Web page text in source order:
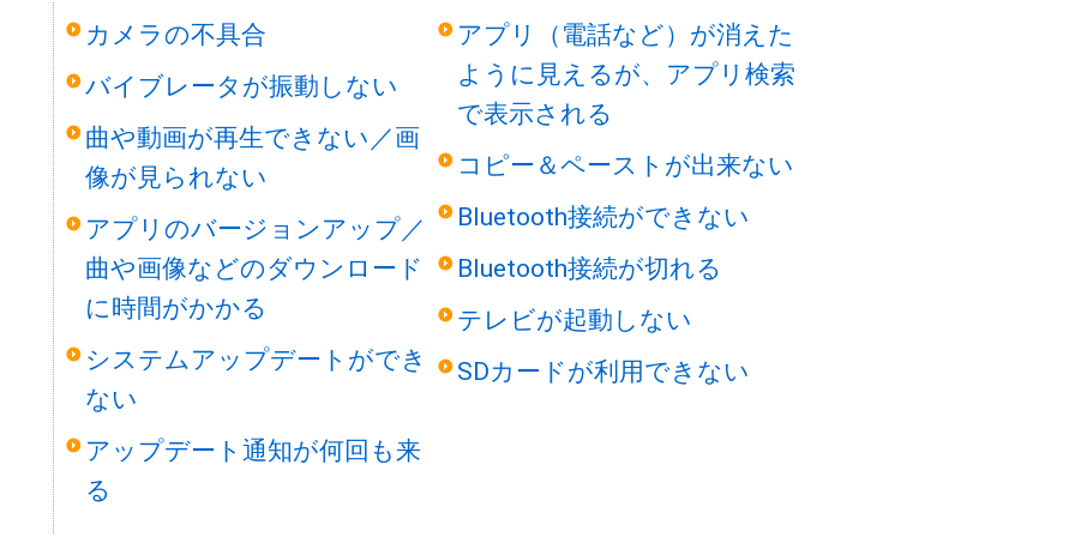
カメラの不具合
バイブレータが振動しない
曲や動画が再生できない／画
像が見られない
アプリのバージョンアップ／
曲や画像などのダウンロード
に時間がかかる
システムアップデートができ
ない
アップデート通知が何回も来
る
アプリ（電話など）が消えた
ように見えるが、アプリ検索
で表示される
コピー＆ペーストが出来ない
Bluetooth接続ができない
Bluetooth接続が切れる
テレビが起動しない
SDカードが利用できない